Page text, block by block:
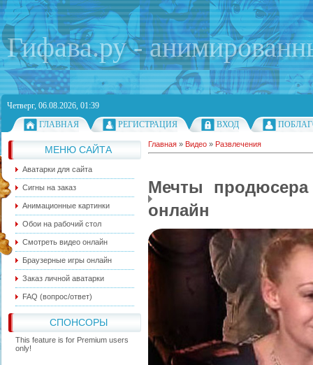
Гифава.ру -
Четверг, 06.08.2026, 01:39
ГЛАВНАЯ
РЕГИСТРАЦИЯ ВХОД
МЕНЮ САЙТА
Аватарки для сайта
Сигны на заказ
Анимационные картинки
Обои на рабочий стол
Смотреть видео онлайн
Браузерные игры онлайн
Заказ личной аватарки
FAQ (вопрос/ответ)
СПОНСОРЫ
This feature is for Premium users
only!
Главная » Видео » Развлечения
Мечты
онлайн